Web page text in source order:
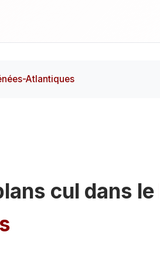
Atlantiques
cul dans le